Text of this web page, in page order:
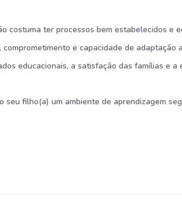
costuma ter processos bem estabelecidos
e capacidade de adaptação
educacionais, a satisfação das famílias e
filho(a) um ambiente de aprendizagem